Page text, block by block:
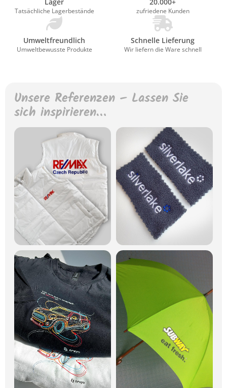
Tatsächliche Lagerbestände zufriedene Kunden
Umweltfreundlich
Umweltbewusste Produkte
Schnelle Lieferung
Wir liefern die Ware schnell
Unsere Referenzen – Lassen Sie
sich inspirieren…